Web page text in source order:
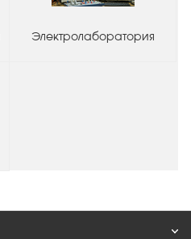
Электролаборатория